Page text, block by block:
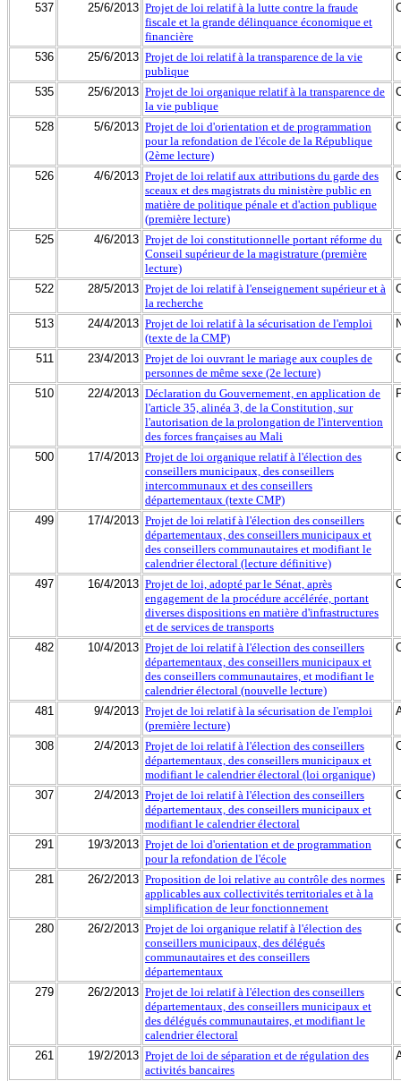
537 25/6/2013 Projet de loi relatif à la lutte contre la fraude
fiscale et la grande délinquance économique et
financière
536 25/6/2013 Projet de loi relatif à la transparence de la vie
publique
535 25/6/2013 Projet de loi organique relatif à la transparence de
la vie publique
528 5/6/2013 Projet de loi d'orientation et de programmation
pour la refondation de l'école de la République
(2ème lecture)
526 4/6/2013 Projet de loi relatif aux attributions du garde des
sceaux et des magistrats du ministère public en
matière de politique pénale et d'action publique
(première lecture)
525 4/6/2013 Projet de loi constitutionnelle portant réforme du
Conseil supérieur de la magistrature (première
lecture)
522 28/5/2013 Projet de loi relatif à l'enseignement supérieur et à
la recherche
513 24/4/2013 Projet de loi relatif à la sécurisation de l'emploi
(texte de la CMP)
511 23/4/2013 Projet de loi ouvrant le mariage aux couples de
personnes de même sexe (2e lecture)
510 22/4/2013 Déclaration du Gouvernement, en application de
l'article 35, alinéa 3, de la Constitution, sur
l'autorisation de la prolongation de l'intervention
des forces françaises au Mali
500 17/4/2013 Projet de loi organique relatif à l'élection des
conseillers municipaux, des conseillers
intercommunaux et des conseillers
départementaux (texte CMP)
499 17/4/2013 Projet de loi relatif à l'élection des conseillers
départementaux, des conseillers municipaux et
des conseillers communautaires et modifiant le
calendrier électoral (lecture définitive)
497 16/4/2013 Projet de loi, adopté par le Sénat, après
engagement de la procédure accélérée, portant
diverses dispositions en matière d'infrastructures
et de services de transports
482 10/4/2013 Projet de loi relatif à l'élection des conseillers
départementaux, des conseillers municipaux et
des conseillers communautaires, et modifiant le
calendrier électoral (nouvelle lecture)
481 9/4/2013 Projet de loi relatif à la sécurisation de l'emploi
(première lecture)
308 2/4/2013 Projet de loi relatif à l'élection des conseillers
départementaux, des conseillers municipaux et
modifiant le calendrier électoral (loi organique)
307 2/4/2013 Projet de loi relatif à l'élection des conseillers
départementaux, des conseillers municipaux et
modifiant le calendrier électoral
291 19/3/2013 Projet de loi d'orientation et de programmation
pour la refondation de l'école
281 26/2/2013 Proposition de loi relative au contrôle des normes
applicables aux collectivités territoriales et à la
simplification de leur fonctionnement
280 26/2/2013 Projet de loi organique relatif à l'élection des
conseillers municipaux, des délégués
communautaires et des conseillers
départementaux
279 26/2/2013 Projet de loi relatif à l'élection des conseillers
départementaux, des conseillers municipaux et
des délégués communautaires, et modifiant le
calendrier électoral
261 19/2/2013 Projet de loi de séparation et de régulation des
activités bancaires